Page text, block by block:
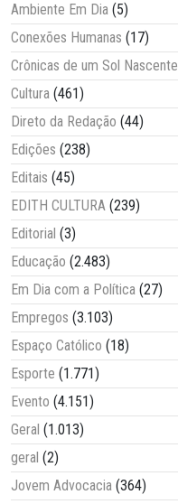
Ambiente Em Dia (5)
Conexões Humanas (17)
Crônicas de um Sol Nascente
Cultura (461)
Direto da Redação (44)
Edições (238)
Editais (45)
EDITH CULTURA (239)
Editorial (3)
Educação (2.483)
Em Dia com a Política (27)
Empregos (3.103)
Espaço Católico (18)
Esporte (1.771)
Evento (4.151)
Geral (1.013)
geral (2)
Jovem Advocacia (364)